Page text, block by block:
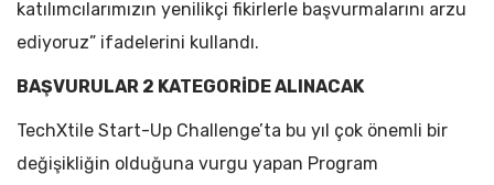
katılımcılarımızın yenilikçi fikirlerle başvurmalarını arzu
ediyoruz” ifadelerini kullandı.
BAŞVURULAR 2 KATEGORİDE ALINACAK
TechXtile Start-Up Challenge’ta bu yıl çok önemli bir
değişikliğin olduğuna vurgu yapan Program